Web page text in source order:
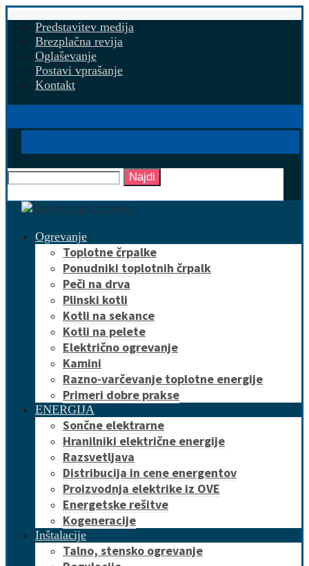
Predstavitev medija
Brezplačna revija
Oglaševanje
Postavi vprašanje
Kontakt
Najdi
Ogrevanje
Toplotne črpalke
Ponudniki toplotnih črpalk
Peči na drva
Plinski kotli
Kotli na sekance
Kotli na pelete
Električno ogrevanje
Kamini
Razno-varčevanje toplotne energije
Primeri dobre prakse
ENERGIJA
Sončne elektrarne
Hranilniki električne energije
Razsvetljava
Distribucija in cene energentov
Proizvodnja elektrike iz OVE
Energetske rešitve
Kogeneracije
Inštalacije
Talno, stensko ogrevanje